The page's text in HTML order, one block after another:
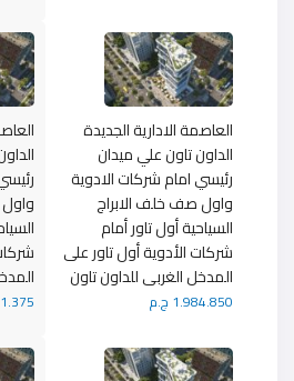
العاصمة الادارية الجديدة
الداون تاون علي ميدان
رئيسي امام شركات الادوية
واول صف خلف الابراج
السياحية أول تاور أمام
شركات الأدوية أول تاور على
المدخل الغربى للداون تاون
1.984.850 ج.م